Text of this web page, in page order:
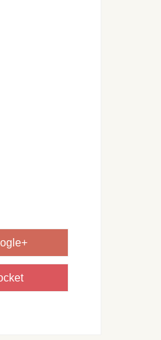
せた服装を
のかわからない
！
てみよう